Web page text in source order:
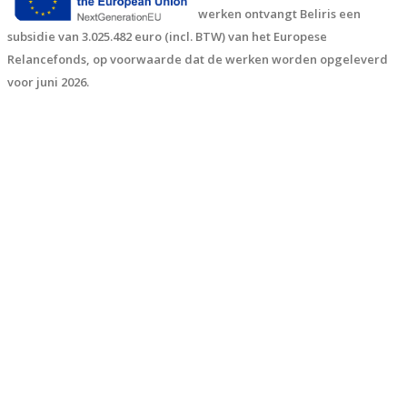
werken ontvangt Beliris een
subsidie van 3.025.482 euro (incl. BTW) van het Europese
Relancefonds, op voorwaarde dat de werken worden opgeleverd
voor juni 2026.